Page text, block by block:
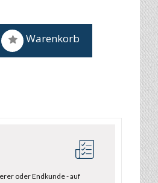
Warenkorb
oder Endkunde - auf